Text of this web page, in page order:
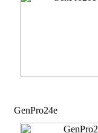
GenPro24e